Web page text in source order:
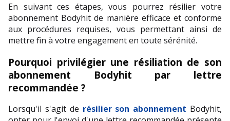
En suivant ces étapes, vous pourrez résilier votre
abonnement Bodyhit de manière efficace et conforme
aux procédures requises, vous permettant ainsi de
mettre fin à votre engagement en toute sérénité.
Pourquoi privilégier une résiliation de son
abonnement Bodyhit par lettre
recommandée ?
Lorsqu'il s'agit de résilier son abonnement Bodyhit,